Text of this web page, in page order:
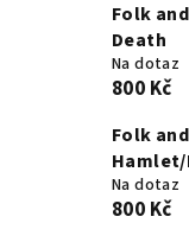
Folk
Death
Na dotaz
800 Kč
Folk
Na dotaz
800 Kč